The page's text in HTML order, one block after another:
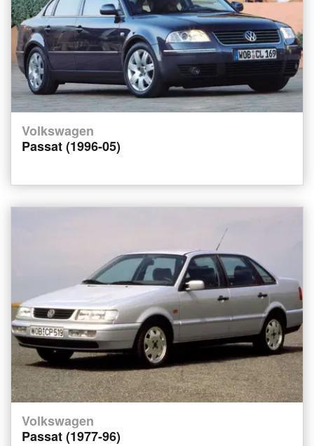
Volkswagen
Passat (1996-05)
Volkswagen
Passat (1977-96)